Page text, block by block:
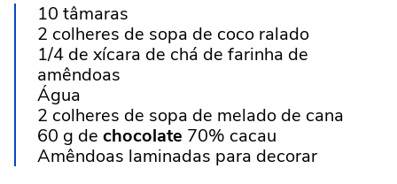
10 tâmaras
2 colheres de sopa de coco ralado
1/4 de xícara de chá de farinha de
amêndoas
Água
2 colheres de sopa de melado de cana
60 g de chocolate 70% cacau
Amêndoas laminadas para decorar